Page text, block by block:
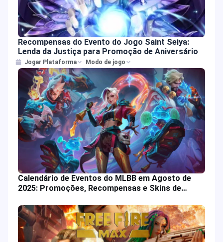
Recompensas do Evento do Jogo Saint Seiya:
Lenda da Justiça para Promoção de Aniversário
Jogar Plataforma Modo de jogo
Calendário de Eventos do MLBB em Agosto de
2025: Promoções, Recompensas e Skins de